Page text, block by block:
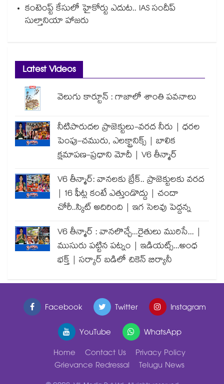
కంటెంప్ట్ కేసులో హైకోర్టు ఎదుట.. IAS సందీప్
సుల్తానియా హాజరు
Latest Videos
వెలుగు కార్టూన్ : గాజాలో శాంతి పవనాలు
నీటిపారుదల ప్రాజెక్టులు-వరద నీరు | ధరల
పెంపు-చమురు, ఎలక్ట్రానిక్స్ | బాలిక
క్షమాపణ-ప్రధాని మోదీ | V6 తీన్మార్
V6 తీన్మార్: వానలకు బ్రేక్.. ప్రాజెక్టులకు వరద
| 16 ఫీట్ల కంటే ఎత్తుండొద్దు | చందా
చోరీ..స్కిట్ అదిరింది | ఇగ సెలవు పెద్దన్న
V6 తీన్మార్ : వానలొచ్చే...రైతులు మురిసే... |
ముసురు పట్టిన పట్నం | ఇడియట్స్...అంధ
భక్త్ | సర్కార్ బడిలో చికెన్ బిర్యానీ
Facebook Twitter
Instagram
YouTube
WhatsApp
Home
Contact Us
Privacy Policy
Grievance Redressal
Telugu News